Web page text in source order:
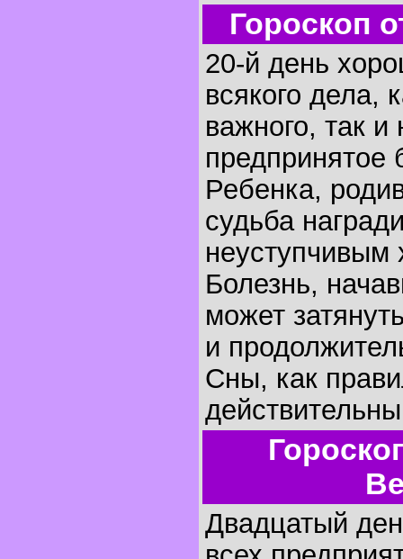
Гороскоп
20-й день
всякого дела,
важного, так и
предпринятое
Ребенка,
судьба
неуступчивым
Болезнь,
может
и
Сны, как
Двадцатый